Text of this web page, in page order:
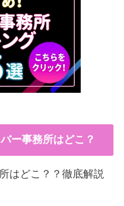
ー事務所はどこ？
はどこ？？徹底解説